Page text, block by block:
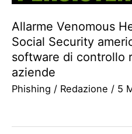
Allarme Venomous
Social Security
software di controllo
aziende
Phishing / Redazione / 5